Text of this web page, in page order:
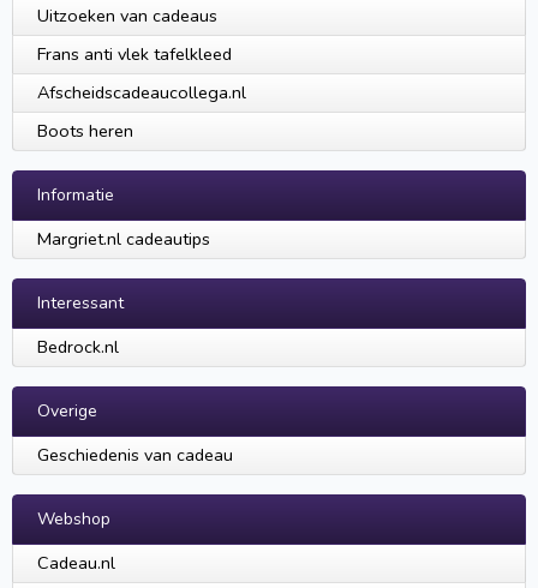
Uitzoeken van cadeaus
Frans anti vlek tafelkleed
Afscheidscadeaucollega.nl
Boots heren
Informatie
Margriet.nl cadeautips
Interessant
Bedrock.nl
Overige
Geschiedenis van cadeau
Webshop
Cadeau.nl